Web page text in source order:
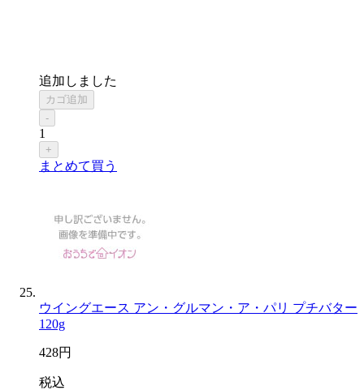
追加しました
カゴ追加
-
1
+
まとめて買う
ウイングエース アン・グルマン・ア・パリ プチバター
120g
428円
税込